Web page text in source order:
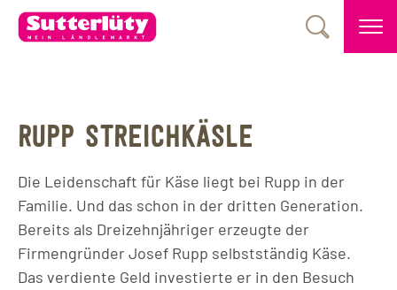
RUPP STREICHKÄSLE
Die Leidenschaft für Käse liegt bei Rupp in der
Familie. Und das schon in der dritten Generation.
Bereits als Dreizehnjähriger erzeugte der
Firmengründer Josef Rupp selbstständig Käse.
Das verdiente Geld investierte er in den Besuch